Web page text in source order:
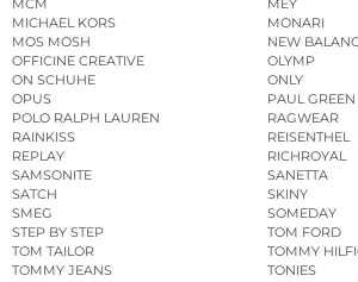
MICHAEL KORS
MONARI
MOS MOSH
NEW
OFFICINE CREATIVE
OLYMP
ON SCHUHE
ONLY
OPUS
PAUL GREEN
POLO RALPH LAUREN
RAGWEAR
RAINKISS
REISENTHEL
REPLAY
RICHROYAL
SAMSONITE
SANETTA
SATCH
SKINY
SMEG
SOMEDAY
STEP BY STEP
TOM FORD
TOM TAILOR
TOMMY
TOMMY JEANS
TONIES